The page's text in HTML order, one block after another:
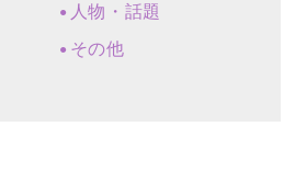
人物・話題
その他